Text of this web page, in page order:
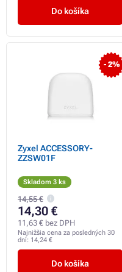
Do košíka
- 2%
Zyxel ACCESSORY-
ZZSW01F
Skladom 3 ks
14,55 €
14,30 €
11,63 € bez DPH
Najnižšia cena za posledných 30
dní: 14,24 €
Do košíka